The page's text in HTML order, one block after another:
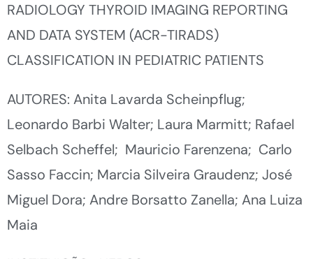
RADIOLOGY THYROID IMAGING REPORTING
AND DATA SYSTEM (ACR-TIRADS)
CLASSIFICATION IN PEDIATRIC PATIENTS
AUTORES: Anita Lavarda Scheinpflug;
Leonardo Barbi Walter; Laura Marmitt; Rafael
Selbach Scheffel; Mauricio Farenzena; Carlo
Sasso Faccin; Marcia Silveira Graudenz; José
Miguel Dora; Andre Borsatto Zanella; Ana Luiza
Maia